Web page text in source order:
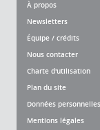
À propos
Newsletters
Équipe / crédits
Nous contacter
Charte d'utilisation
Plan du site
Données personnelles
Mentions légales